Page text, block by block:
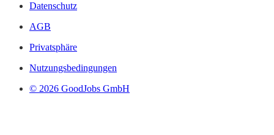
Datenschutz
AGB
Privatsphäre
Nutzungsbedingungen
© 2026 GoodJobs GmbH